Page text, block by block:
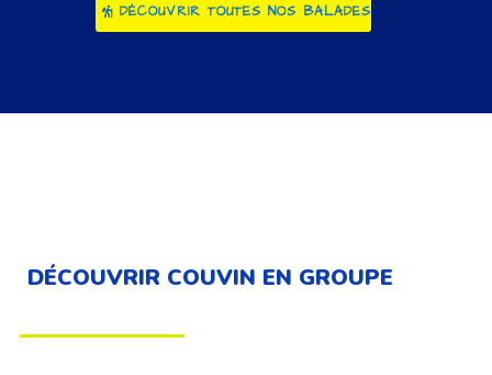
DÉCOUVRIR TOUTES NOS BALADES
DÉCOUVRIR COUVIN EN GROUPE